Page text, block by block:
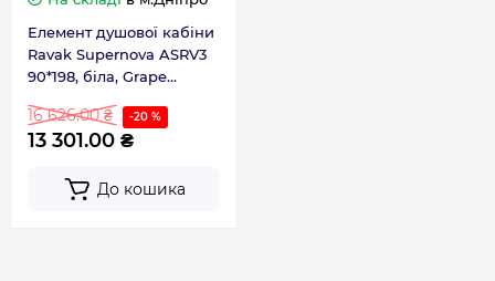
Елемент душової кабіни
Ravak Supernova ASRV3
90*198, біла, Grape
16 626.00 ₴ -20 %
13 301.00 ₴
До кошика